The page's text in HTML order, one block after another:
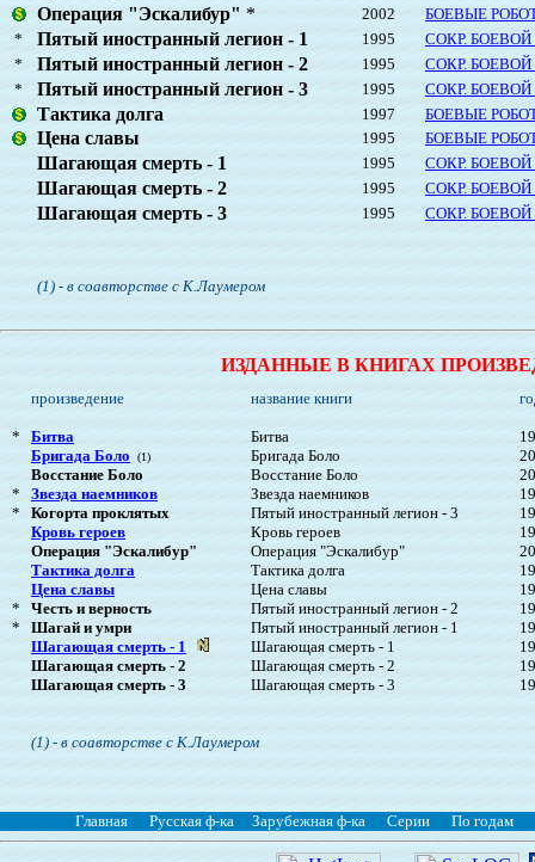
Операция "Эскалибур" * 2002
БОЕВЫЕ
*
Пятый иностранный легион - 1 1995
СОКР. БОЕВОЙ
*
Пятый иностранный легион - 2 1995
СОКР. БОЕВОЙ
*
Пятый иностранный легион - 3 1995 СОКР. БОЕВОЙ
Тактика долга 1997 БОЕВЫЕ
Цена славы 1995 БОЕВЫЕ
Шагающая смерть - 1 1995 СОКР. БОЕВОЙ
Шагающая смерть - 2 1995 СОКР. БОЕВОЙ
Шагающая смерть - 3 1995 СОКР. БОЕВОЙ
(1) - в соавторстве с К.Лаумером
ИЗДАННЫЕ В КНИГАХ
произведение название книги
* Битва Битва
Бригада Боло
(1) Бригада Боло
Восстание Боло
Восстание Боло
*
Звезда наемников Звезда наемников
*
Когорта проклятых Пятый иностранный легион - 3
Кровь героев
Кровь героев
Операция "Эскалибур"
Операция "Эскалибур"
Тактика долга
Тактика долга
Цена славы
Цена славы
*
Честь и верность Пятый иностранный легион - 2
*
Шагай и умри Пятый иностранный легион - 1
Шагающая смерть - 1
Шагающая смерть - 1
Шагающая смерть - 2
Шагающая смерть - 2
Шагающая смерть - 3
Шагающая смерть - 3
(1) - в соавторстве с К.Лаумером
Главная Русская ф-ка Зарубежная ф-ка Серии По годам